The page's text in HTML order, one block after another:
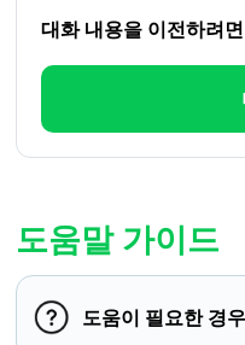
대화 내용을 이전하려
도움말 가이드
도움이 필요한 경우